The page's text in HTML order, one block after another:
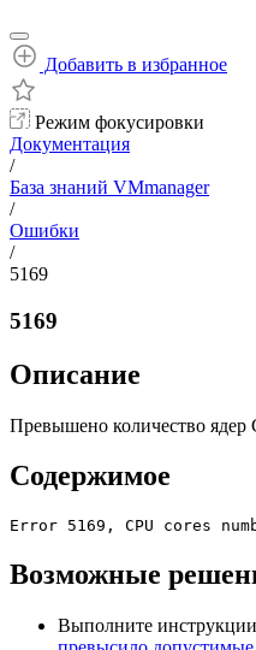
Добавить в избранное
Режим фокусировки
Документация
/
База знаний VMmanager
/
Ошибки
/
5169
5169
Описание
Превышено количество ядер
Содержимое
Error 5169, CPU cores
Возможные
Выполните инструкции